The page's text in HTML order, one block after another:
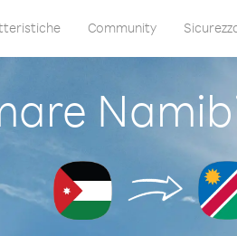
Community